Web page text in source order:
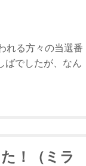
れる方々の当選番
ばでしたが、なん
！（ミラ